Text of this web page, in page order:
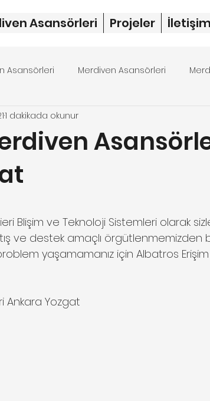
Asansörleri Projeler
Asansörleri Merdiven Asansörleri
fiyat merdiven asansörü
1 dakikada okunur
Blişim ve Teknoloji Sistemleri olarak
ve destek amaçlı örgütlenmemizden
yaşamamanız için Albatros
Ankara Yozgat